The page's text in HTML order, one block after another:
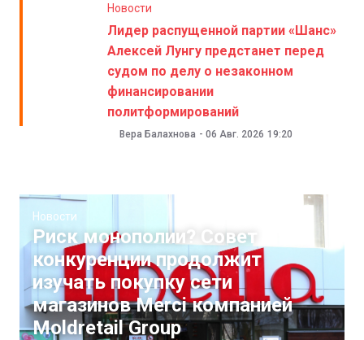
Новости
Лидер распущенной партии «Шанс»
Алексей Лунгу предстанет перед
судом по делу о незаконном
финансировании
политформирований
Вера Балахнова - 06 Авг. 2026 19:20
Новости
Риск монополии? Совет
конкуренции продолжит
изучать покупку сети
магазинов Merci компанией
Moldretail Group